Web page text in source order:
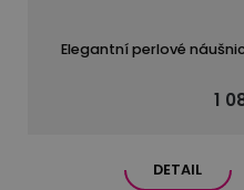
Elegantní perlové
1
DETAIL